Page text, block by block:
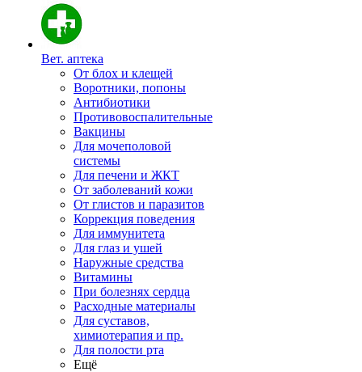
Вет. аптека
От блох и клещей
Воротники, попоны
Антибиотики
Противовоспалительные
Вакцины
Для мочеполовой
системы
Для печени и ЖКТ
От заболеваний кожи
От глистов и паразитов
Коррекция поведения
Для иммунитета
Для глаз и ушей
Наружные средства
Витамины
При болезнях сердца
Расходные материалы
Для суставов,
химиотерапия и пр.
Для полости рта
Ещё